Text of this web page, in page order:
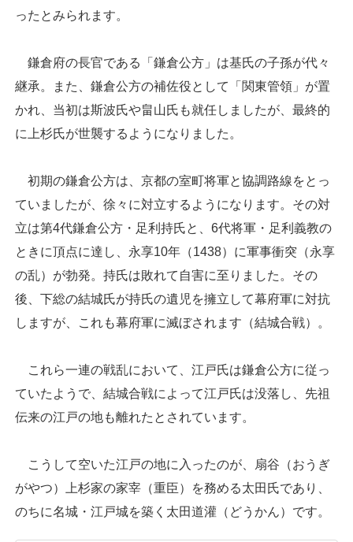
ったとみられます。
鎌倉府の長官である「鎌倉公方」は基氏の子孫が代々
継承。また、鎌倉公方の補佐役として「関東管領」が置
かれ、当初は斯波氏や畠山氏も就任しましたが、最終的
に上杉氏が世襲するようになりました。
初期の鎌倉公方は、京都の室町将軍と協調路線をとっ
ていましたが、徐々に対立するようになります。その対
立は第4代鎌倉公方・足利持氏と、6代将軍・足利義教の
ときに頂点に達し、永享10年（1438）に軍事衝突（永享
の乱）が勃発。持氏は敗れて自害に至りました。その
後、下総の結城氏が持氏の遺児を擁立して幕府軍に対抗
しますが、これも幕府軍に滅ぼされます（結城合戦）。
これら一連の戦乱において、江戸氏は鎌倉公方に従っ
ていたようで、結城合戦によって江戸氏は没落し、先祖
伝来の江戸の地も離れたとされています。
こうして空いた江戸の地に入ったのが、扇谷（おうぎ
がやつ）上杉家の家宰（重臣）を務める太田氏であり、
のちに名城・江戸城を築く太田道灌（どうかん）です。